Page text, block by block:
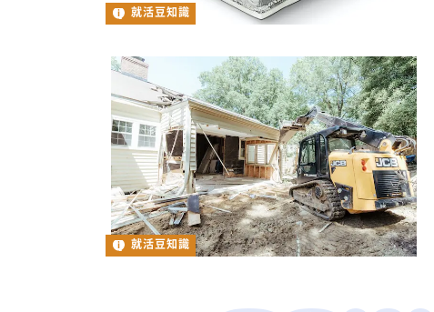
就活豆知識
就活豆知識